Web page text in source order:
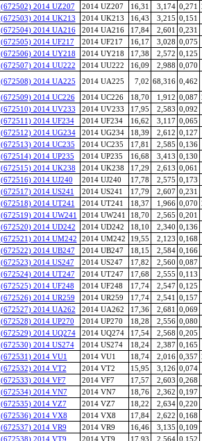
(672502) 2014 UZ207 2014 UZ207 16,31 3,174 0,271
(672503) 2014 UK213
2014 UK213 16,43 3,215 0,151
(672504) 2014 UA216
2014 UA216 17,84 2,601 0,231
(672505) 2014 UF217
2014 UF217 16,17 3,028 0,075
(672506) 2014 UY218
2014 UY218 17,38 2,572 0,125
(672507) 2014 UU222
2014 UU222 16,09 2,988 0,070
(672508) 2014 UA225
2014 UA225 7,02 68,316 0,462
(672509) 2014 UC226
2014 UC226 18,70 1,912 0,087
(672510) 2014 UV233
2014 UV233 17,95 2,583 0,092
(672511) 2014 UF234
2014 UF234 16,62 3,117 0,065
(672512) 2014 UG234
2014 UG234 18,39 2,612 0,127
(672513) 2014 UC235
2014 UC235 17,81 2,585 0,136
(672514) 2014 UP235
2014 UP235 16,68 3,413 0,130
(672515) 2014 UK238
2014 UK238 17,29 2,613 0,061
(672516) 2014 UJ240
2014 UJ240 17,78 2,575 0,173
(672517) 2014 US241
2014 US241 17,79 2,607 0,231
(672518) 2014 UT241
2014 UT241 18,37 1,966 0,070
(672519) 2014 UW241
2014 UW241 18,70 2,565 0,201
(672520) 2014 UD242
2014 UD242 18,10 2,340 0,136
(672521) 2014 UM242
2014 UM242 19,55 2,123 0,168
(672522) 2014 UB247
2014 UB247 18,15 2,584 0,166
(672523) 2014 US247
2014 US247 17,82 2,560 0,087
(672524) 2014 UT247
2014 UT247 17,68 2,555 0,113
(672525) 2014 UF248
2014 UF248 17,74 2,547 0,125
(672526) 2014 UR259
2014 UR259 17,74 2,541 0,157
(672527) 2014 UA262
2014 UA262 17,36 2,681 0,069
(672528) 2014 UP270
2014 UP270 18,28 2,556 0,080
(672529) 2014 UQ274
2014 UQ274 17,54 2,568 0,205
(672530) 2014 US274
2014 US274 18,24 2,387 0,165
(672531) 2014 VU1
2014 VU1 18,74 2,016 0,357
(672532) 2014 VT2
2014 VT2 15,95 3,126 0,074
(672533) 2014 VF7
2014 VF7 17,57 2,603 0,268
(672534) 2014 VN7
2014 VN7 18,76 2,362 0,197
(672535) 2014 VZ7
2014 VZ7 18,22 2,634 0,220
(672536) 2014 VX8
2014 VX8 17,84 2,622 0,168
(672537) 2014 VR9
2014 VR9 16,46 3,135 0,109
(672538) 2014 VT9
2014 VT9 17,93 2,564 0,152